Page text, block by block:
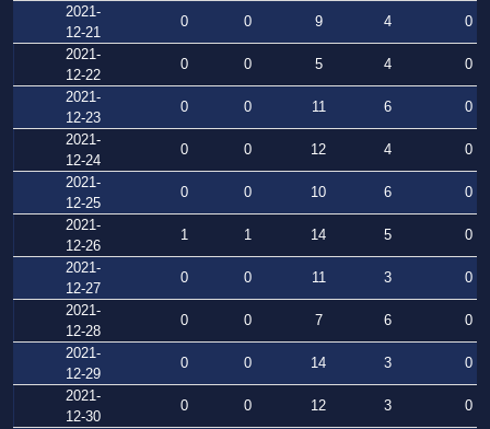
2021-
12-21
0 0 9 4
0
2021-
12-22
0 0 5 4
0
2021-
12-23
0 0 11 6
0
2021-
12-24
0 0 12 4
0
2021-
12-25
0 0 10 6
0
2021-
12-26
1 1 14 5
0
2021-
12-27
0 0 11 3
0
2021-
12-28
0 0 7 6
0
2021-
12-29
0 0 14 3
0
2021-
12-30
0 0 12 3
0